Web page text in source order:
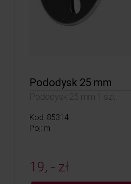
Pododysk 25 mm
Pododysk 25 mm 1 szt.
Kod: 85314
Poj: ml
19, - zł